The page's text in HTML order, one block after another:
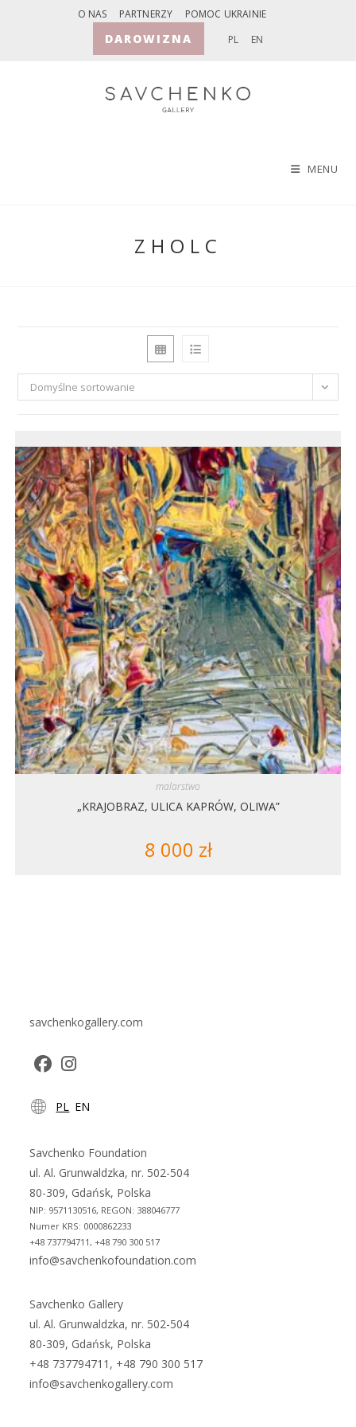
O NAS PARTNERZY POMOC UKRAINIE
DAROWIZNA PL EN
MENU
ZHOLC
Domyślne sortowanie
malarstwo
„KRAJOBRAZ, ULICA KAPRÓW, OLIWA”
8 000 zł
savchenkogallery.com
in
new
tab
in
new
tab
PL EN
Savchenko Foundation
ul. Al. Grunwaldzka, nr. 502-504
80-309, Gdańsk, Polska
NIP: 9571130516, REGON: 388046777
Numer KRS: 0000862233
+48 737794711, +48 790 300 517
info@savchenkofoundation.com
Savchenko Gallery
ul. Al. Grunwaldzka, nr. 502-504
80-309, Gdańsk, Polska
+48 737794711, +48 790 300 517
info@savchenkogallery.com